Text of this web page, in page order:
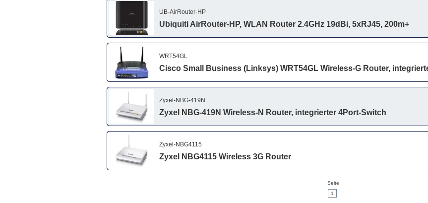
UB-AirRouter-HP
Ubiquiti AirRouter-HP, WLAN Router 2.4GHz 19dBi, 5xRJ45, 200m+
WRT54GL
Cisco Small Business (Linksys) WRT54GL Wireless-G Router,
Zyxel-NBG-419N
Zyxel NBG-419N Wireless-N Router, integrierter 4Port-Switch
Zyxel-NBG4115
Zyxel NBG4115 Wireless 3G Router
Seite
1